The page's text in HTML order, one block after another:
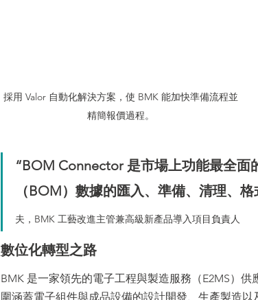
CAM350 -
採用 Valor 自動化解決方案，使 BMK 能加快準備流程並
精簡報價過程。
“BOM Connector 是市場上功能最全
（BOM）數據的匯入、準備、清理、
夫，BMK 工藝改進主管兼高級新產品導入項目負責人
數位化轉型之路
BMK 是一家領先的電子工程與製造服務（E2MS）
圍涵蓋電子組件與成品設備的設計開發、生產製造